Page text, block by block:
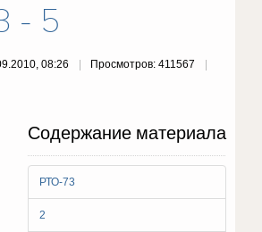
- 5
08:26 Просмотров: 411567
Содержание материала
РТО-73
2